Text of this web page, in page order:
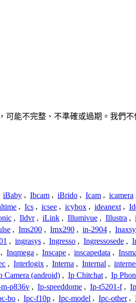
可能不完整、不準確或過期。我們
iBaby , Ibcam , iBrido , Icam , icamera
, Ics , icsee , icybox , ideanext ,
, Ildvr , iLink , Illumivue , Illustra ,
, Ims200 , Imx290 , in-2904 ,
, ingrasys , Ingresso , Ingressosede ,
, Inqmega , Inscape , inscapedata ,
, Interlogix , Interna , Internal ,
Camera (android) , Ip Chitchat , Ip
p836v , Ip-speeddome , Ip-t5201-f ,
bo , Ipc-f10p , Ipc-model , Ipc-other ,